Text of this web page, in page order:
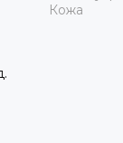
Кожа